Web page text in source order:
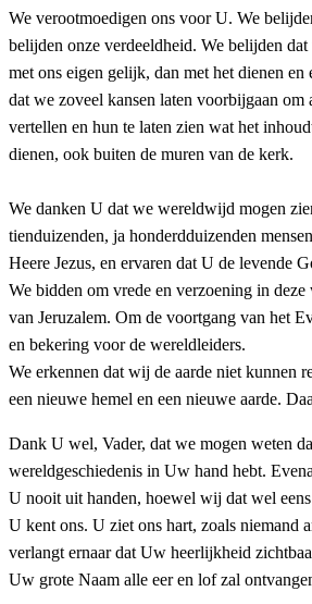
We verootmoedigen ons voor U. We
belijden onze verdeeldheid. We belijden
met ons eigen gelijk, dan met het dienen
dat we zoveel kansen laten voorbijgaan om
vertellen en hun te laten zien wat het
dienen, ook buiten de muren van de kerk.
We danken U dat we wereldwijd mogen
tienduizenden, ja honderdduizenden
Heere Jezus, en ervaren dat U de levende
We bidden om vrede en verzoening in
van Jeruzalem. Om de voortgang van het
en bekering voor de wereldleiders.
We erkennen dat wij de aarde niet kunnen
een nieuwe hemel en een nieuwe aarde.
Dank U wel, Vader, dat we mogen weten
wereldgeschiedenis in Uw hand hebt.
U nooit uit handen, hoewel wij dat wel
U kent ons. U ziet ons hart, zoals niemand
verlangt ernaar dat Uw heerlijkheid
Uw grote Naam alle eer en lof zal